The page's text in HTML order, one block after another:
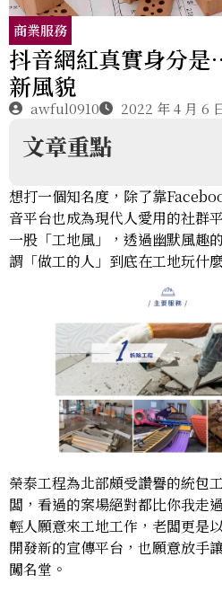
商業服務
抖音網紅真實身分
新風貌
awful0910 2022 年 4 月 6
文章重點
想打一個知名度，除了靠
音平台也成為現代人愛用的社群
一股「工地風」，透過幽默風趣
謂「做工的人」到底在工地玩什
榮泰工程為北部頗受讚譽的統包
闆，看過的案場絕對都比你我走
輕人願意來工地工作，老闆更是
開發新的宣傳平台，也願意放手
闖名堂。